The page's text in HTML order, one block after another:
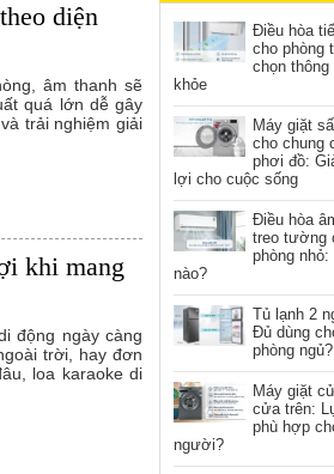
diện
âm thanh sẽ
quá lớn dễ gây
trải nghiệm giải
khi mang
động ngày càng
trời, hay đơn
loa karaoke di
Điều hòa
cho phòng
chọn
khỏe
Máy giặt
cho chung
phơi đồ:
lợi cho cuộc sống
Điều hòa
treo tường
phòng nhỏ:
nào?
Tủ lạnh 2
Đủ dùng
phòng ngủ?
Máy giặt
cửa trên:
phù hợp
người?